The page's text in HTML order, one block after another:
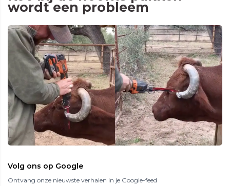
wordt een probleem
Volg ons op Google
Ontvang onze nieuwste verhalen in je Google-feed